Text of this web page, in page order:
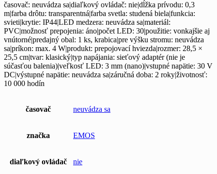
časovač: neuvádza sa|diaľkový ovládač: nie|dĺžka prívodu: 0,3
m|farba drôtu: transparentná|farba svetla: studená biela|funkcia:
svieti|krytie: IP44|LED medzera: neuvádza sa|materiál:
PVC|možnosť prepojenia: áno|počet LED: 30|použitie: vonkajšie aj
vnútorné|predajný obal: 1 ks, krabica|pre výšku stromu: neuvádza
sa|príkon: max. 4 W|produkt: prepojovací hviezda|rozmer: 28,5 ×
25,5 cm|tvar: klasický|typ napájania: sieťový adaptér (nie je
súčasťou balenia)|veľkosť LED: 3 mm (nano)|vstupné napätie: 30 V
DC|výstupné napätie: neuvádza sa|záručná doba: 2 roky|životnosť:
10 000 hodín
časovač neuvádza sa
značka EMOS
diaľkový ovládač nie